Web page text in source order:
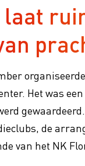
laat
Het was
de
van het NK